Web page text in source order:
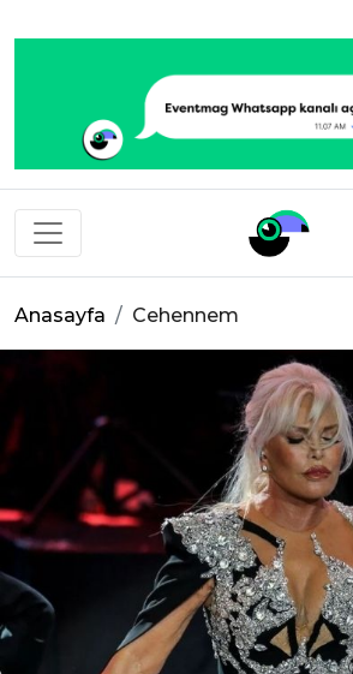
Eventmag
Anasayfa Cehennem